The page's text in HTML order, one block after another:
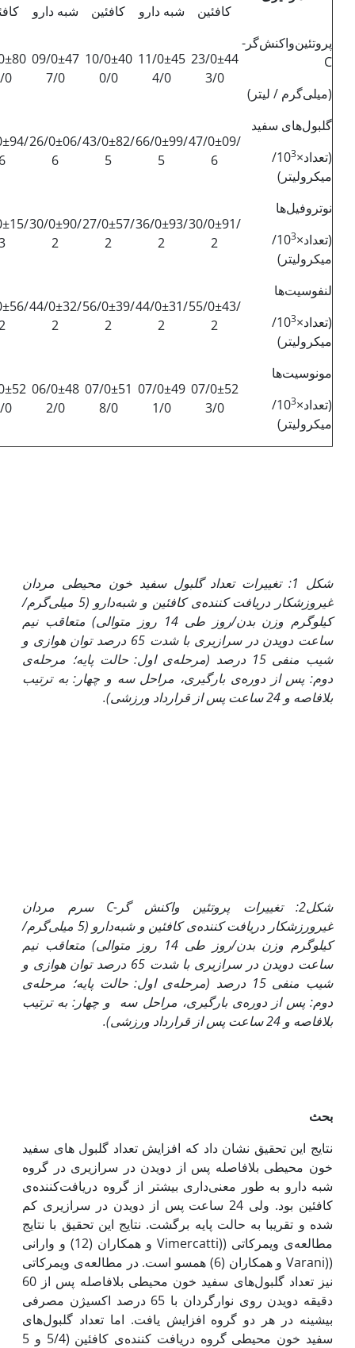
کافئین
شبه دارو کافئین شبه دارو
پروتئین‌واکنش‌گر-
C
(میلی‌گرم / لیتر)
23/0±44
3/0
11/0±45
4/0
10/0±40
0/0
09/0±47
7/0
0
گلبول‌های سفید
(تعداد×103
/
میکرولیتر)
47/0±09/
6
66/0±99/
5
43/0±82/
5
26/0±06/
6
نوتروفیل‌ها
(تعداد×103
/
میکرولیتر)
30/0±91/
2
36/0±93/
2
27/0±57/
2
30/0±90/
2
لنفوسیت‌ها
(تعداد×103
/
میکرولیتر)
55/0±43/
2
44/0±31/
2
56/0±39/
2
44/0±32/
2
مونوسیت‌ها
(تعداد×103
/
میکرولیتر)
07/0±52
3/0
07/0±49
1/0
07/0±51
8/0
06/0±48
2/0
0
شکل 1: تغییرات تعداد گلبول سفید خون محیطی مردان
غیروزشکار دریافت کننده‌ی کافئین و شبه‌دارو (5 میلی‌گرم/
کیلوگرم وزن بدن/روز طی 14 روز متوالی) متعاقب نیم
ساعت دویدن در سرازیری با شدت 65 درصد توان هوازی و
شیب منفی 15 درصد (مرحله‌ی اول: حالت پایه؛ مرحله‌ی
دوم: پس از دوره‌ی بارگیری، مراحل سه و چهار: به ترتیب
بلافاصه و 24 ساعت پس از قرارداد ورزشی).
شکل2: تغییرات پروتئین واکنش گر- C سرم مردان
غیرورزشکار دریافت کننده‌ی کافئین و شبه‌دارو (5 میلی‌گرم/
کیلوگرم وزن بدن/روز طی 14 روز متوالی) متعاقب نیم
ساعت دویدن در سرازیری با شدت 65 درصد توان هوازی و
شیب منفی 15 درصد (مرحله‌ی اول: حالت پایه؛ مرحله‌ی
دوم: پس از دوره‌ی بارگیری، مراحل سه و چهار: به ترتیب
بلافاصه و 24 ساعت پس از قرارداد ورزشی).
بحث
نتایج این تحقیق نشان داد که افزایش تعداد گلبول های سفید
خون محیطی بلافاصله پس از دویدن در سرازیری در گروه
شبه دارو به طور معنی‌داری بیشتر از گروه دریافت‌کننده‌ی
کافئین بود. ولی 24 ساعت پس از دویدن در سرازیری کم
شده و تقریبا به حالت پایه برگشت. نتایج این تحقیق با نتایج
مطالعه‌ی ویمرکاتی ((Vimercatti و همکاران (12) و وارانی
((Varani و همکاران (6) همسو است. در مطالعه‌ی ویمرکاتی
نیز تعداد گلبول‌های سفید خون محیطی بلافاصله پس از 60
دقیقه دویدن روی نوارگردان با 65 درصد اکسیژن مصرفی
بیشینه در هر دو گروه افزایش یافت. اما تعداد گلبول‌های
سفید خون محیطی گروه دریافت کننده‌ی کافئین (5/4 و 5